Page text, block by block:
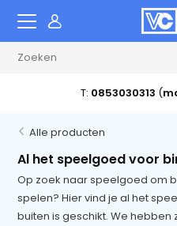
T: 0853030313 (
Alle producten
Al het speelgoed voor
Op zoek naar speelgoed om
spelen? Hier vind je al het
buiten is geschikt. We